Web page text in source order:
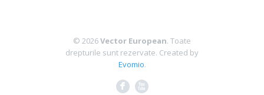
© 2026Vector European. Toate
drepturile sunt rezervate. Created by
Evomio.
F X